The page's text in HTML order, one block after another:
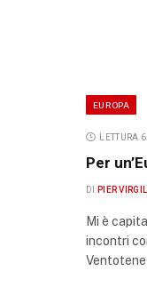
EUROPA
LETTURA
Per
DI PIER
Mi è
incontri